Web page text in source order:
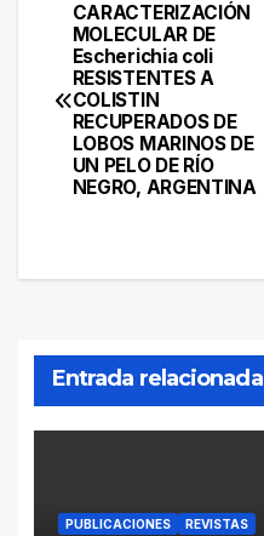
Navegación
de
entradas
CARACTERIZACIÓN
MOLECULAR DE
Escherichia coli
RESISTENTES A
COLISTIN
RECUPERADOS DE
LOBOS MARINOS DE
UN PELO DE RÍO
NEGRO, ARGENTINA
Entrada relacionada
PUBLICACIONES REVISTAS